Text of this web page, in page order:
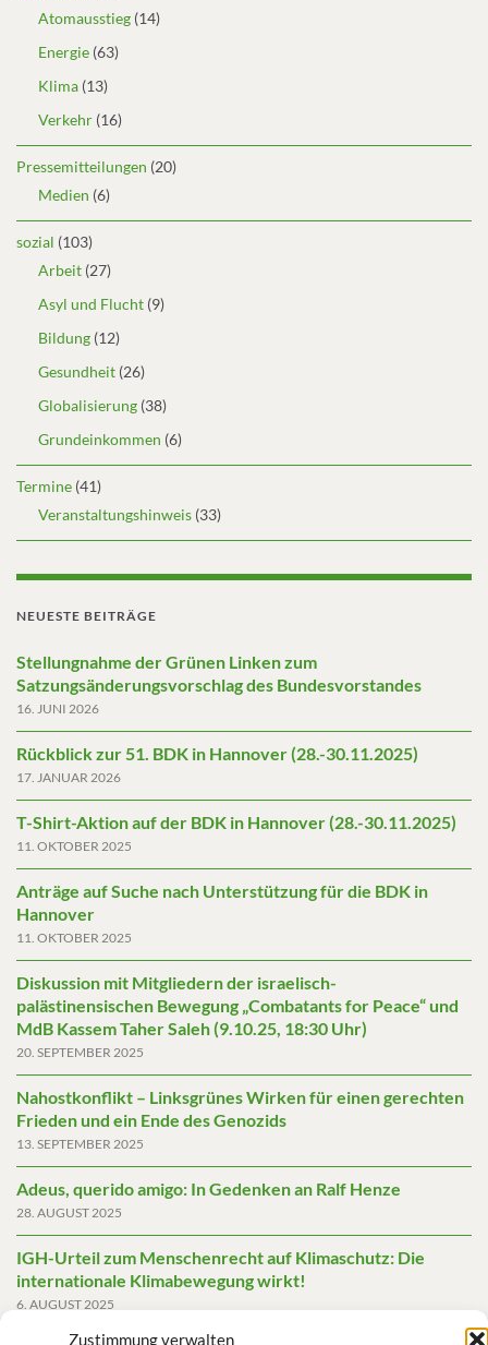
Zustimmung verwalten
Atomausstieg (14)
Energie (63)
Klima (13)
Verkehr (16)
Pressemitteilungen (20)
Medien (6)
sozial (103)
Arbeit (27)
Asyl und Flucht (9)
Bildung (12)
Gesundheit (26)
Globalisierung (38)
Grundeinkommen (6)
Termine (41)
Veranstaltungshinweis (33)
NEUESTE BEITRÄGE
Stellungnahme der Grünen Linken zum
Satzungsänderungsvorschlag des Bundesvorstandes
16. JUNI 2026
Rückblick zur 51. BDK in Hannover (28.-30.11.2025)
17. JANUAR 2026
T-Shirt-Aktion auf der BDK in Hannover (28.-30.11.2025)
11. OKTOBER 2025
Anträge auf Suche nach Unterstützung für die BDK in
Hannover
11. OKTOBER 2025
Diskussion mit Mitgliedern der israelisch-
palästinensischen Bewegung „Combatants for Peace“ und
MdB Kassem Taher Saleh (9.10.25, 18:30 Uhr)
20. SEPTEMBER 2025
Nahostkonflikt – Linksgrünes Wirken für einen gerechten
Frieden und ein Ende des Genozids
13. SEPTEMBER 2025
Adeus, querido amigo: In Gedenken an Ralf Henze
28. AUGUST 2025
IGH-Urteil zum Menschenrecht auf Klimaschutz: Die
internationale Klimabewegung wirkt!
6. AUGUST 2025